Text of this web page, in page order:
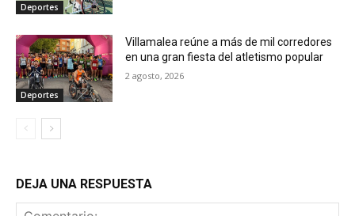
Deportes
Deportes
Villamalea reúne a más de mil corredores
en una gran fiesta del atletismo popular
2 agosto, 2026
DEJA UNA RESPUESTA